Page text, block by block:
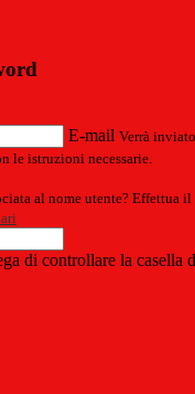
E-mail Verrà
le istruzioni necessarie.
al nome utente? Effettua il
di controllare la casella